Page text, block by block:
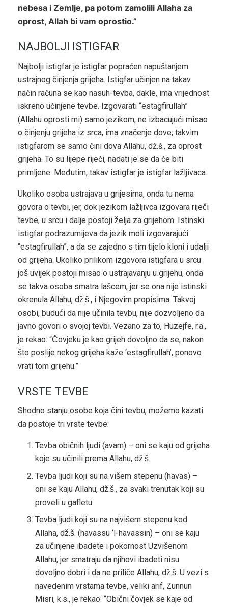
nebesa i Zemlje, pa potom zamolili Allaha za
oprost, Allah bi vam oprostio.”
NAJBOLJI ISTIGFAR
Najbolji istigfar je istigfar popraćen napuštanjem
ustrajnog činjenja grijeha. Istigfar učinjen na takav
način računa se kao nasuh-tevba, dakle, ima vrijednost
iskreno učinjene tevbe. Izgovarati “estagfirullah”
(Allahu oprosti mi) samo jezikom, ne izbacujući misao
o činjenju grijeha iz srca, ima značenje dove; takvim
istigfarom se samo čini dova Allahu, dž.š., za oprost
grijeha. To su lijepe riječi, nadati je se da će biti
primljene. Međutim, takav istigfar je istigfar lažljivaca.
Ukoliko osoba ustrajava u grijesima, onda tu nema
govora o tevbi, jer, dok jezikom lažljivca izgovara riječi
tevbe, u srcu i dalje postoji želja za grijehom. Istinski
istigfar podrazumijeva da jezik moli izgovarajući
“estagfirullah”, a da se zajedno s tim tijelo kloni i udalji
od grijeha. Ukoliko prilikom izgovora istigfara u srcu
još uvijek postoji misao o ustrajavanju u grijehu, onda
se takva osoba smatra lašcem, jer se ona nije istinski
okrenula Allahu, dž.š., i Njegovim propisima. Takvoj
osobi, budući da nije učinila tevbu, nije dozvoljeno da
javno govori o svojoj tevbi. Vezano za to, Huzejfe, r.a.,
je rekao: “Čovjeku je kao grijeh dovoljno da se, nakon
što poslije nekog grijeha kaže ‘estagfirullah’, ponovo
vrati tom grijehu.”
VRSTE TEVBE
Shodno stanju osobe koja čini tevbu, možemo kazati
da postoje tri vrste tevbe:
Tevba običnih ljudi (avam) – oni se kaju od grijeha
koje su učinili prema Allahu, dž.š.
Tevba ljudi koji su na višem stepenu (havas) –
oni se kaju Allahu, dž.š., za svaki trenutak koji su
proveli u gafletu.
Tevba ljudi koji su na najvišem stepenu kod
Allaha, dž.š. (havassu ‘l-havassin) – oni se kaju
za učinjene ibadete i pokornost Uzvišenom
Allahu, jer smatraju da njihovi ibadeti nisu
dovoljno dobri i da ne priliče Allahu, dž.š. U vezi s
navedenim vrstama tevbe, veliki arif, Zunnun
Misri, k.s., je rekao: “Obični čovjek se kaje od